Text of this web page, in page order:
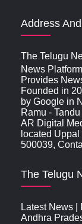
Address
The Telugu
News
Provides
Founded in
by Google in
Ramu -
AR Digital
located
500039,
The Telugu
Latest News
Andhra